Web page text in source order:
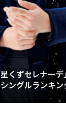
くずセレナーデ
ングルランキ